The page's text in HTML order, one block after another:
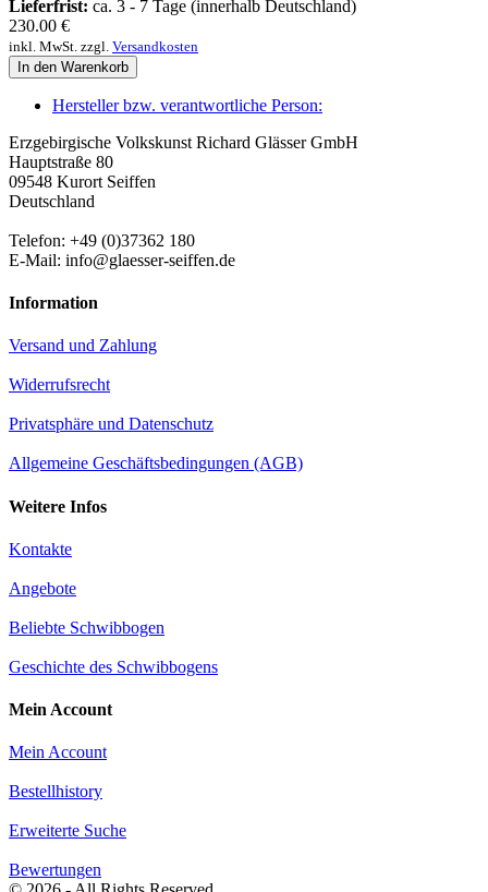
Lieferfrist: ca. 3 - 7 Tage (innerhalb Deutschland)
230.00 €
inkl. MwSt. zzgl. Versandkosten
In den Warenkorb
Hersteller bzw. verantwortliche Person:
Erzgebirgische Volkskunst Richard Glässer GmbH
Hauptstraße 80
09548 Kurort Seiffen
Deutschland
Telefon: +49 (0)37362 180
E-Mail: info@glaesser-seiffen.de
Information
Versand und Zahlung
Widerrufsrecht
Privatsphäre und Datenschutz
Allgemeine Geschäftsbedingungen (AGB)
Weitere Infos
Kontakte
Angebote
Beliebte Schwibbogen
Geschichte des Schwibbogens
Mein Account
Mein Account
Bestellhistory
Erweiterte Suche
Bewertungen